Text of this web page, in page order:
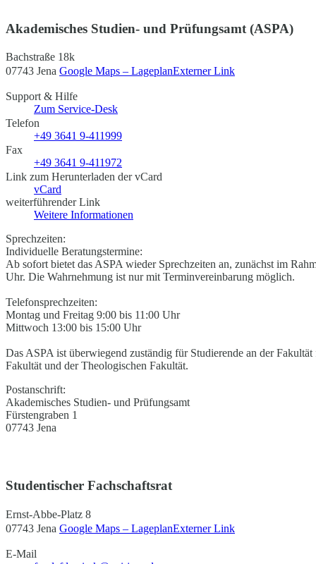
Akademisches Studien- und Prüfungsamt (ASPA)
Bachstraße 18k
07743 Jena Google Maps – LageplanExterner Link
Support & Hilfe
Zum Service-Desk
Telefon
+49 3641 9-411999
Fax
+49 3641 9-411972
Link zum Herunterladen der vCard
vCard
weiterführender Link
Weitere Informationen
Sprechzeiten:
Individuelle Beratungstermine:
Ab sofort bietet das ASPA wieder Sprechzeiten an, zunächst im
Uhr. Die Wahrnehmung ist nur mit Terminvereinbarung möglich.
Telefonsprechzeiten:
Montag und Freitag 9:00 bis 11:00 Uhr
Mittwoch 13:00 bis 15:00 Uhr
Das ASPA ist überwiegend zuständig für Studierende an der
Fakultät und der Theologischen Fakultät.
Postanschrift:
Akademisches Studien- und Prüfungsamt
Fürstengraben 1
07743 Jena
Studentischer Fachschaftsrat
Ernst-Abbe-Platz 8
07743 Jena Google Maps – LageplanExterner Link
E-Mail